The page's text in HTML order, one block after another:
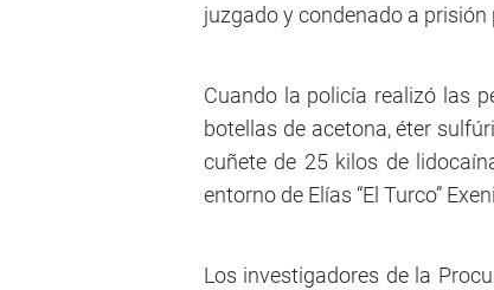
juzgado y condenado a
Cuando la policía realizó las
botellas de acetona, éter
cuñete de 25 kilos de
entorno de Elías “El Turco”
Los investigadores de la